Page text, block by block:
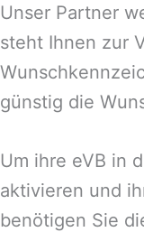
Unser Partner
steht Ihnen zur
günstig die
Um ihre eVB in
aktivieren und
benötigen Sie